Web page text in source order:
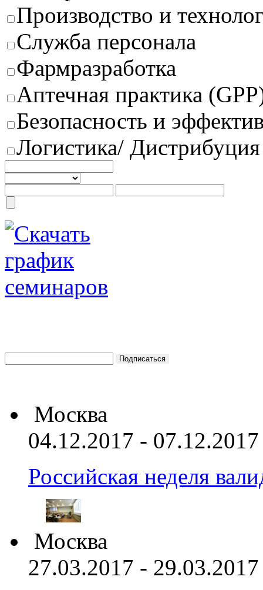
Производство и
Служба персонала
Фармразработка
Аптечная практика
Безопасность и
Логистика/
Москва
04.12.2017 - 07.12.2017
Российская неделя
Москва
27.03.2017 - 29.03.2017